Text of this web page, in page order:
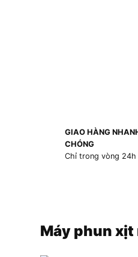
GIAO HÀNG
CHÓNG
Chỉ trong vòng 24h
Máy phun xịt